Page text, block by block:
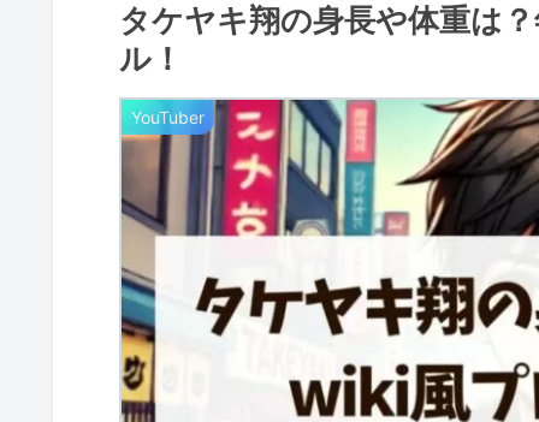
タケヤキ翔の身長や体重は
ル！
YouTuber